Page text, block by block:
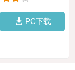
PC下载